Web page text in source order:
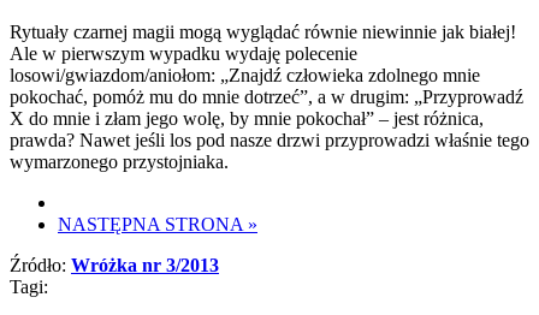
Rytuały czarnej magii mogą wyglądać równie niewinnie jak białej!
Ale w pierwszym wypadku wydaję polecenie
losowi/gwiazdom/aniołom: „Znajdź człowieka zdolnego mnie
pokochać, pomóż mu do mnie dotrzeć”, a w drugim: „Przyprowadź
X do mnie i złam jego wolę, by mnie pokochał” – jest różnica,
prawda? Nawet jeśli los pod nasze drzwi przyprowadzi właśnie tego
wymarzonego przystojniaka.
NASTĘPNA STRONA »
Źródło: Wróżka nr 3/2013
Tagi: